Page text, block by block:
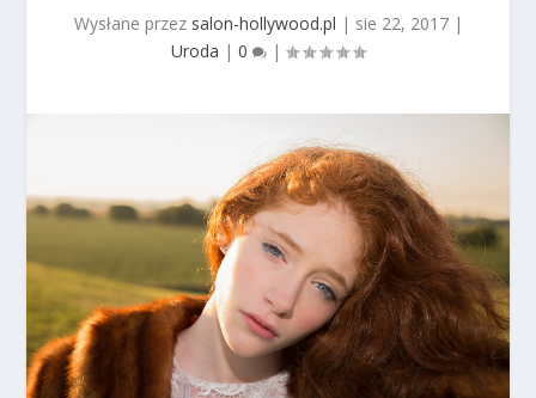
Wysłane przez salon-hollywood.pl | sie 22, 2017|
Uroda | 0 |